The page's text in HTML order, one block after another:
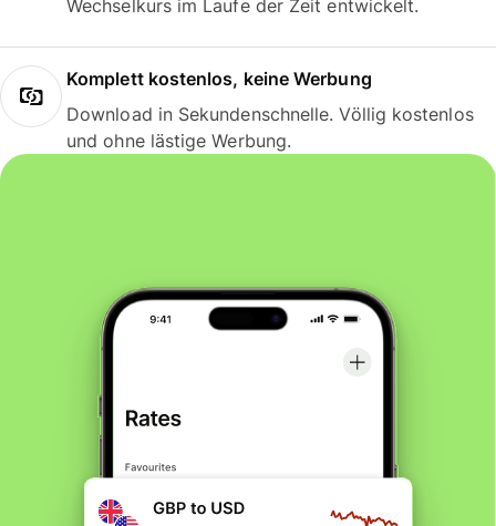
Wechselkurs im Laufe der Zeit entwickelt.
Komplett kostenlos, keine Werbung
Download in Sekundenschnelle. Völlig kostenlos
und ohne lästige Werbung.